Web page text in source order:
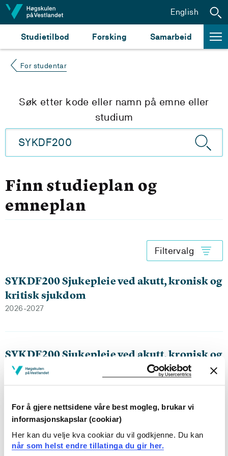
For å gjere nettsidene våre best mogleg, brukar vi
informasjonskapslar (cookiar)
Her kan du velje kva cookiar du vil godkjenne. Du kan
når som helst endre tillatinga du gir her.
Hopp til innhald
Studietilbod Forsking Samarbeid
English
For studentar
Søk etter kode eller namn på emne eller
studium
Finn studieplan og
emneplan
Filtervalg
SYKDF200 Sjukepleie ved akutt, kronisk og
kritisk sjukdom
2026-2027
SYKDF200 Sjukepleie ved akutt, kronisk og
kritisk sjukdom
SYKDF200 Sjukepleie ved akutt, kronisk og
kritisk sjukdom